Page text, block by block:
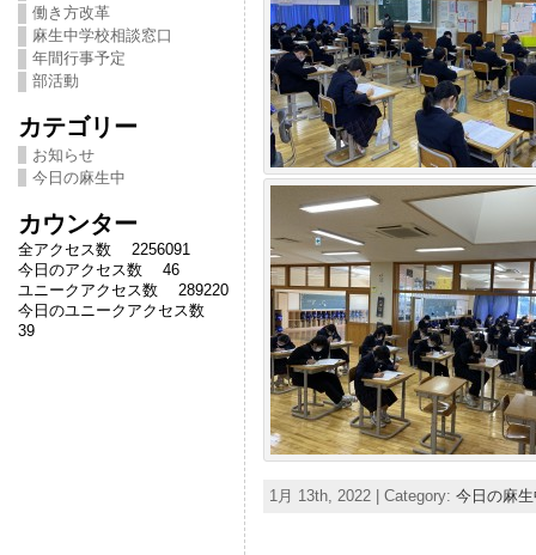
働き方改革
麻生中学校相談窓口
年間行事予定
部活動
カテゴリー
お知らせ
今日の麻生中
カウンター
全アクセス数 2256091
今日のアクセス数 46
ユニークアクセス数 289220
今日のユニークアクセス数
39
1月 13th, 2022 | Category: 今日の麻